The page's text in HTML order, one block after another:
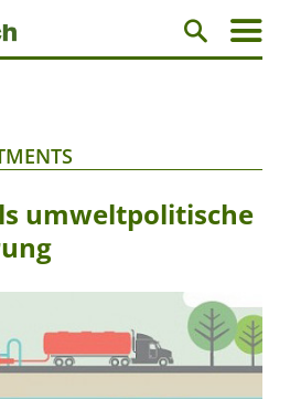
umweltpolitische